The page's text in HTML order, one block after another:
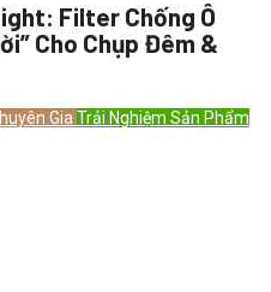
Filter Chống Ô
Cho Chụp Đêm &
Gia Trải Nghiệm Sản Phẩm